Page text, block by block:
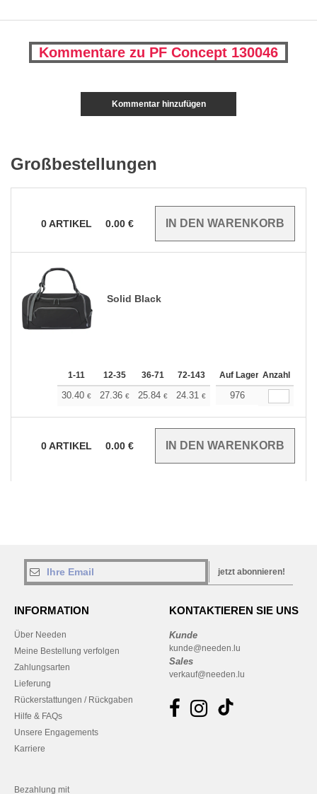
Kommentare zu PF Concept 130046
Kommentar hinzufügen
Großbestellungen
0ARTIKEL 0.00 €
Solid Black
1-11 12-35 36-71 72-143 144-287 288 +
Auf Lager Anzahl
30.40 € 27.36 € 25.84 € 24.31 € 22.80€
976
0ARTIKEL 0.00 €
jetzt abonnieren!
INFORMATION
Über Needen
Meine Bestellung verfolgen
Zahlungsarten
Lieferung
Rückerstattungen / Rückgaben
Hilfe & FAQs
Unsere Engagements
Karriere
KONTAKTIEREN SIE UNS
Kunde
kunde@needen.lu
Sales
verkauf@needen.lu
Bezahlung mit